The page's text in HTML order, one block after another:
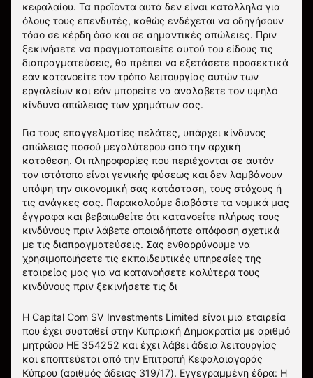
κεφαλαίου. Τα προϊόντα αυτά δεν είναι κατάλληλα για
όλους τους επενδυτές, καθώς ενδέχεται να οδηγήσουν
τόσο σε κέρδη όσο και σε σημαντικές απώλειες. Πριν
ξεκινήσετε να πραγματοποιείτε αυτού του είδους τις
διαπραγματεύσεις, θα πρέπει να εξετάσετε προσεκτικά
εάν κατανοείτε τον τρόπο λειτουργίας αυτών των
εργαλείων και εάν μπορείτε να αναλάβετε τον υψηλό
κίνδυνο απώλειας των χρημάτων σας.
Για τους επαγγελματίες πελάτες, υπάρχει κίνδυνος
απώλειας ποσού μεγαλύτερου από την αρχική
κατάθεση. Οι πληροφορίες που περιέχονται σε αυτόν
τον ιστότοπο είναι γενικής φύσεως και δεν λαμβάνουν
υπόψη την οικονομική σας κατάσταση, τους στόχους ή
τις ανάγκες σας. Παρακαλούμε διαβάστε τα νομικά μας
έγγραφα και βεβαιωθείτε ότι κατανοείτε πλήρως τους
κινδύνους πριν λάβετε οποιαδήποτε απόφαση σχετικά
με τις διαπραγματεύσεις. Σας ενθαρρύνουμε να
χρησιμοποιήσετε τις εκπαιδευτικές υπηρεσίες της
εταιρείας μας για να κατανοήσετε καλύτερα τους
κινδύνους πριν ξεκινήσετε τις δι
Η Capital Com SV Investments Limited είναι μια εταιρεία
που έχει συσταθεί στην Κυπριακή Δημοκρατία με αριθμό
μητρώου HE 354252 και έχει λάβει άδεια λειτουργίας
και εποπτεύεται από την Επιτροπή Κεφαλαιαγοράς
Κύπρου (αριθμός άδειας 319/17). Εγγεγραμμένη έδρα: Η